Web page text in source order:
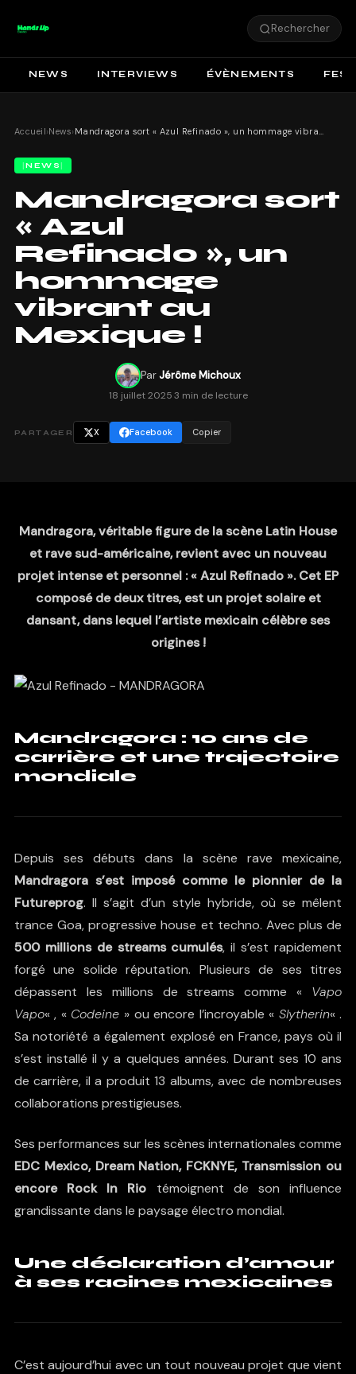
Rechercher
NEWS INTERVIEWS ÉVÈNEMENTS
Accueil›News› Mandragora sort « Azul Refinado », un hommage vibrant au Mexique !
NEWS
Mandragora sort
« Azul
Refinado », un
hommage
vibrant au
Mexique !
ParJérôme Michoux
18 juillet 20253 min de lecture
PARTAGER X Facebook Copier
Mandragora, véritable figure de la scène Latin House
et rave sud-américaine, revient avec un nouveau
projet intense et personnel : « Azul Refinado ». Cet EP
composé de deux titres, est un projet solaire et
dansant, dans lequel l’artiste mexicain célèbre ses
origines !
Mandragora : 10 ans de
carrière et une trajectoire
mondiale
Depuis ses débuts dans la scène rave mexicaine,
Mandragora s’est imposé comme le pionnier de la
Futureprog. Il s’agit d’un style hybride, où se mêlent
trance Goa, progressive house et techno. Avec plus de
500 millions de streams cumulés, il s’est rapidement
forgé une solide réputation. Plusieurs de ses titres
dépassent les millions de streams comme « Vapo
Vapo« , « Codeine » ou encore l’incroyable « Slytherin« .
Sa notoriété a également explosé en France, pays où il
s’est installé il y a quelques années. Durant ses 10 ans
de carrière, il a produit 13 albums, avec de nombreuses
collaborations prestigieuses.
Ses performances sur les scènes internationales comme
EDC Mexico, Dream Nation, FCKNYE, Transmission ou
encore Rock In Rio témoignent de son influence
grandissante dans le paysage électro mondial.
Une déclaration d’amour
à ses racines mexicaines
C’est aujourd’hui avec un tout nouveau projet que vient